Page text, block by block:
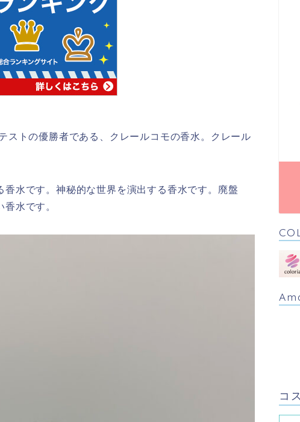
ストの優勝者である、クレールコモの香水。クレール
水です。神秘的な世界を演出する香水です。廃盤
水です。
コ